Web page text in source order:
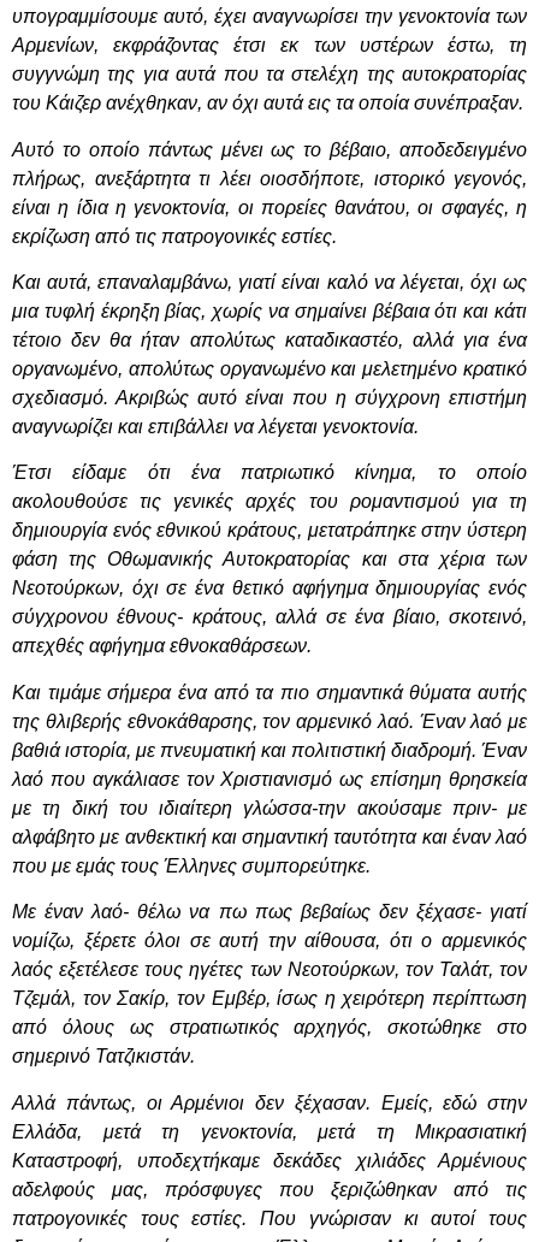
υπογραμμίσουμε αυτό, έχει αναγνωρίσει την γενοκτονία των
Αρμενίων, εκφράζοντας έτσι εκ των υστέρων έστω, τη
συγγνώμη της για αυτά που τα στελέχη της αυτοκρατορίας
του Κάιζερ ανέχθηκαν, αν όχι αυτά εις τα οποία συνέπραξαν.
Αυτό το οποίο πάντως μένει ως το βέβαιο, αποδεδειγμένο
πλήρως, ανεξάρτητα τι λέει οιοσδήποτε, ιστορικό γεγονός,
είναι η ίδια η γενοκτονία, οι πορείες θανάτου, οι σφαγές, η
εκρίζωση από τις πατρογονικές εστίες.
Και αυτά, επαναλαμβάνω, γιατί είναι καλό να λέγεται, όχι ως
μια τυφλή έκρηξη βίας, χωρίς να σημαίνει βέβαια ότι και κάτι
τέτοιο δεν θα ήταν απολύτως καταδικαστέο, αλλά για ένα
οργανωμένο, απολύτως οργανωμένο και μελετημένο κρατικό
σχεδιασμό. Ακριβώς αυτό είναι που η σύγχρονη επιστήμη
αναγνωρίζει και επιβάλλει να λέγεται γενοκτονία.
Έτσι είδαμε ότι ένα πατριωτικό κίνημα, το οποίο
ακολουθούσε τις γενικές αρχές του ρομαντισμού για τη
δημιουργία ενός εθνικού κράτους, μετατράπηκε στην ύστερη
φάση της Οθωμανικής Αυτοκρατορίας και στα χέρια των
Νεοτούρκων, όχι σε ένα θετικό αφήγημα δημιουργίας ενός
σύγχρονου έθνους- κράτους, αλλά σε ένα βίαιο, σκοτεινό,
απεχθές αφήγημα εθνοκαθάρσεων.
Και τιμάμε σήμερα ένα από τα πιο σημαντικά θύματα αυτής
της θλιβερής εθνοκάθαρσης, τον αρμενικό λαό. Έναν λαό με
βαθιά ιστορία, με πνευματική και πολιτιστική διαδρομή. Έναν
λαό που αγκάλιασε τον Χριστιανισμό ως επίσημη θρησκεία
με τη δική του ιδιαίτερη γλώσσα-την ακούσαμε πριν- με
αλφάβητο με ανθεκτική και σημαντική ταυτότητα και έναν λαό
που με εμάς τους Έλληνες συμπορεύτηκε.
Με έναν λαό- θέλω να πω πως βεβαίως δεν ξέχασε- γιατί
νομίζω, ξέρετε όλοι σε αυτή την αίθουσα, ότι ο αρμενικός
λαός εξετέλεσε τους ηγέτες των Νεοτούρκων, τον Ταλάτ, τον
Τζεμάλ, τον Σακίρ, τον Εμβέρ, ίσως η χειρότερη περίπτωση
από όλους ως στρατιωτικός αρχηγός, σκοτώθηκε στο
σημερινό Τατζικιστάν.
Αλλά πάντως, οι Αρμένιοι δεν ξέχασαν. Εμείς, εδώ στην
Ελλάδα, μετά τη γενοκτονία, μετά τη Μικρασιατική
Καταστροφή, υποδεχτήκαμε δεκάδες χιλιάδες Αρμένιους
αδελφούς μας, πρόσφυγες που ξεριζώθηκαν από τις
πατρογονικές τους εστίες. Που γνώρισαν κι αυτοί τους